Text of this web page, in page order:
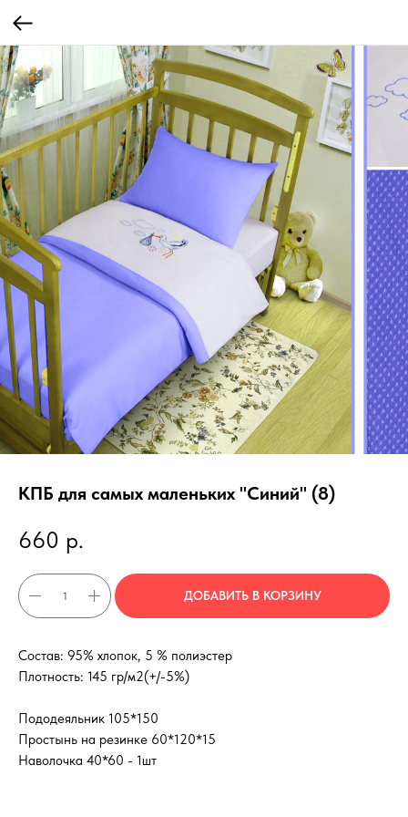
КПБ для самых маленьких "Синий" (8)
660 р.
ДОБАВИТЬ В КОРЗИНУ
Состав: 95% хлопок, 5 % полиэстер
Плотность: 145 гр/м2(+/-5%)
Пододеяльник 105*150
Простынь на резинке 60*120*15
Наволочка 40*60 - 1шт